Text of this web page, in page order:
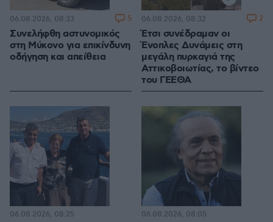
Συνελήφθη αστυνομικός
στη Μύκονο για επικίνδυνη
οδήγηση και απείθεια
06.08.2026, 08:33 5
Έτσι συνέδραμαν οι
Ένοπλες Δυνάμεις στη
μεγάλη πυρκαγιά της
Αττικοβοιωτίας, το βίντεο
του ΓΕΕΘΑ
06.08.2026, 08:32 2
06.08.2026, 08:25 06.08.2026, 08:05